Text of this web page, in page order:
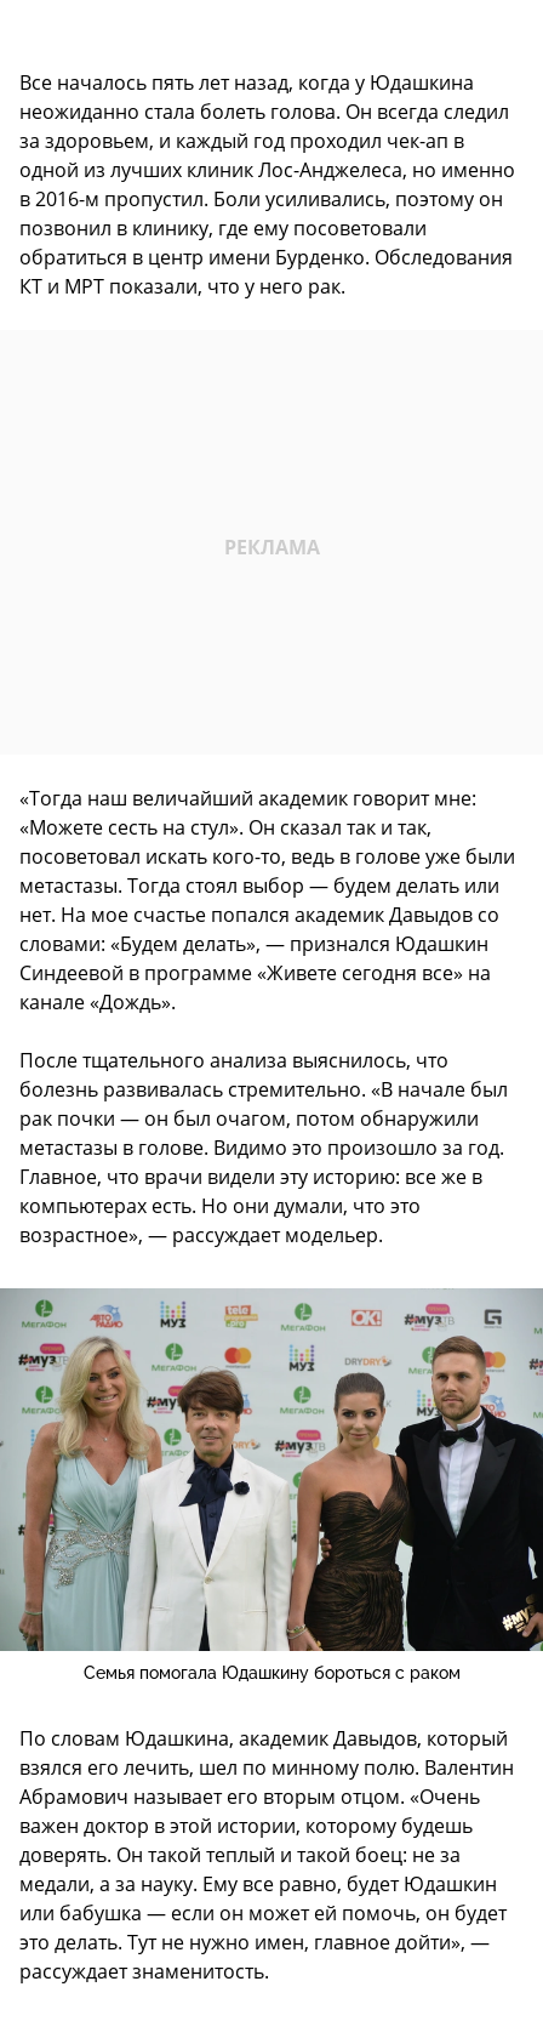
Все началось пять лет назад, когда у Юдашкина
неожиданно стала болеть голова. Он всегда следил
за здоровьем, и каждый год проходил чек-ап в
одной из лучших клиник Лос-Анджелеса, но именно
в 2016-м пропустил. Боли усиливались, поэтому он
позвонил в клинику, где ему посоветовали
обратиться в центр имени Бурденко. Обследования
КТ и МРТ показали, что у него рак.
«Тогда наш величайший академик говорит мне:
«Можете сесть на стул». Он сказал так и так,
посоветовал искать кого-то, ведь в голове уже были
метастазы. Тогда стоял выбор — будем делать или
нет. На мое счастье попался академик Давыдов со
словами: «Будем делать», — признался Юдашкин
Синдеевой в программе «Живете сегодня все» на
канале «Дождь».
После тщательного анализа выяснилось, что
болезнь развивалась стремительно. «В начале был
рак почки — он был очагом, потом обнаружили
метастазы в голове. Видимо это произошло за год.
Главное, что врачи видели эту историю: все же в
компьютерах есть. Но они думали, что это
возрастное», — рассуждает модельер.
Семья помогала Юдашкину бороться с раком
По словам Юдашкина, академик Давыдов, который
взялся его лечить, шел по минному полю. Валентин
Абрамович называет его вторым отцом. «Очень
важен доктор в этой истории, которому будешь
доверять. Он такой теплый и такой боец: не за
медали, а за науку. Ему все равно, будет Юдашкин
или бабушка — если он может ей помочь, он будет
это делать. Тут не нужно имен, главное дойти», —
рассуждает знаменитость.